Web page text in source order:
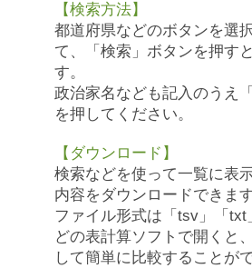
【検索方法】
都道府県などのボタンを選
て、「検索」ボタンを押す
す。
政治家名なども記入のうえ
を押してください。
【ダウンロード】
検索などを使って一覧に表
内容をダウンロードできます
ファイル形式は「tsv」「txt
どの表計算ソフトで開くと
して簡単に比較することが